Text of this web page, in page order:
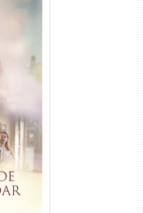
1080p